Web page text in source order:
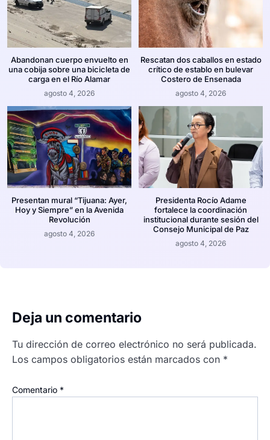
Abandonan cuerpo envuelto en
una cobija sobre una bicicleta de
carga en el Río Alamar
agosto 4, 2026
Rescatan dos caballos en estado
crítico de establo en bulevar
Costero de Ensenada
agosto 4, 2026
Presentan mural “Tijuana: Ayer,
Hoy y Siempre” en la Avenida
Revolución
agosto 4, 2026
Presidenta Rocío Adame
fortalece la coordinación
institucional durante sesión del
Consejo Municipal de Paz
agosto 4, 2026
Deja un comentario
Tu dirección de correo electrónico no será publicada.
Los campos obligatorios están marcados con *
Comentario *